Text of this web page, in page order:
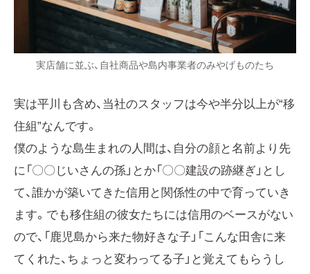
実店舗に並ぶ、自社商品や島内事業者のみやげものたち
実は平川も含め、当社のスタッフは今や半分以上が“移
住組”なんです。
僕のような島生まれの人間は、自分の顔と名前より先
に「〇〇じいさんの孫」とか「〇〇建設の跡継ぎ」とし
て、誰かが築いてきた信用と関係性の中で育っていき
ます。でも移住組の彼女たちには信用のベースがない
ので、「鹿児島から来た物好きな子」「こんな田舎に来
てくれた、ちょっと変わってる子」と覚えてもらうし